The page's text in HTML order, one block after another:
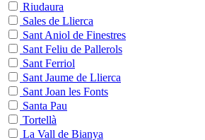
Riudaura
Sales de Llierca
Sant Aniol de Finestres
Sant Feliu de Pallerols
Sant Ferriol
Sant Jaume de Llierca
Sant Joan les Fonts
Santa Pau
Tortellà
La Vall de Bianya